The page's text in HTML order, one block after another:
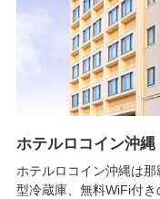
ホテルロコイン沖縄
ホテルロコイン沖縄は
型冷蔵庫、無料WiFi付き